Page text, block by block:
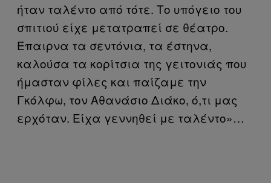
ήταν ταλέντο από τότε. Το υπόγειο του
σπιτιού είχε μετατραπεί σε θέατρο.
Έπαιρνα τα σεντόνια, τα έστηνα,
καλούσα τα κορίτσια της γειτονιάς που
ήμασταν φίλες και παίζαμε την
Γκόλφω, τον Αθανάσιο Διάκο, ό,τι μας
ερχόταν. Είχα γεννηθεί με ταλέντo»…